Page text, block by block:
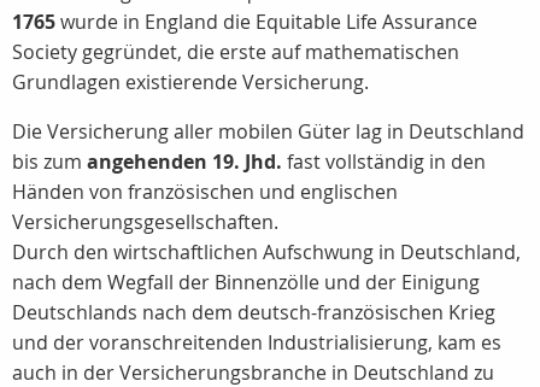
1765wurde in England die Equitable Life Assurance
Society gegründet, die erste auf mathematischen
Grundlagen existierende Versicherung.
Die Versicherung aller mobilen Güter lag in Deutschland
bis zum angehenden 19. Jhd. fast vollständig in den
Händen von französischen und englischen
Versicherungsgesellschaften.
Durch den wirtschaftlichen Aufschwung in Deutschland,
nach dem Wegfall der Binnenzölle und der Einigung
Deutschlands nach dem deutsch-französischen Krieg
und der voranschreitenden Industrialisierung, kam es
auch in der Versicherungsbranche in Deutschland zu